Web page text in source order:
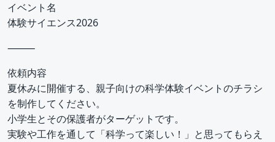
イベント名
体験サイエンス2026
⸻
依頼内容
夏休みに開催する、親子向けの科学体験イベントのチラシ
を制作してください。
小学生とその保護者がターゲットです。
実験や工作を通して「科学って楽しい！」と思ってもらえ